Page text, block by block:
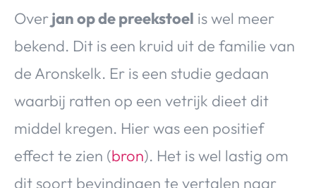
Overjan op de preekstoel is wel meer
bekend. Dit is een kruid uit de familie van
de Aronskelk. Er is een studie gedaan
waarbij ratten op een vetrijk dieet dit
middel kregen. Hier was een positief
effect te zien (bron). Het is wel lastig om
dit soort bevindingen te vertalen naar